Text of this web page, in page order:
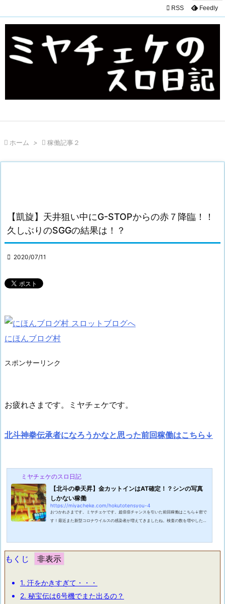
 RSS Feedly
 ホーム >  稼働記事２
【凱旋】天井狙い中にG-STOPからの赤７降臨！！
久しぶりのSGGの結果は！？
 2020/07/11
にほんブログ村
スポンサーリンク
お疲れさまです。ミヤチェケです。
北斗神拳伝承者になろうかなと思った前回稼働はこちら↓
ミヤチェケのスロ日記
【北斗の拳天昇】金カットインはAT確定！？シンの写真
しかない稼働
https://miyacheke.com/hokutotensyou-4
おつかれさまです。ミヤチェケです。超倍倍チャンスを引いた前回稼働はこちら↓密で
す！最近また新型コロナウイルスの感染者が増えてきましたね。検査の数を増やしたか
う。しかしなんやかんや言うてもパチンコ店からの感染は聞かないですね。夜のお店か
らよく出ているという事から向かい合...
もくじ
1. 汗をかきすぎて・・・
2. 秘宝伝は6号機でまた出るの？